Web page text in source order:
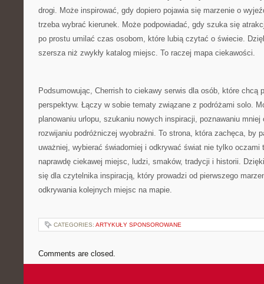
drogi. Może inspirować, gdy dopiero pojawia się marzenie o
trzeba wybrać kierunek. Może podpowiadać, gdy szuka się
po prostu umilać czas osobom, które lubią czytać o świecie.
szersza niż zwykły katalog miejsc. To raczej mapa ciekawości.
Podsumowując, Cherrish to ciekawy serwis dla osób, które chcą
perspektyw. Łączy w sobie tematy związane z podróżami solo.
planowaniu urlopu, szukaniu nowych inspiracji, poznawaniu
rozwijaniu podróżniczej wyobraźni. To strona, która zachęca, by
uważniej, wybierać świadomiej i odkrywać świat nie tylko oczami
naprawdę ciekawej miejsc, ludzi, smaków, tradycji i historii.
się dla czytelnika inspiracją, który prowadzi od pierwszego
odkrywania kolejnych miejsc na mapie.
CATEGORIES: ARTYKUŁY SPONSOROWANE
Comments are closed.